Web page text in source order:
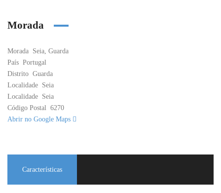
Morada
Morada Seia, Guarda
País Portugal
Distrito Guarda
Localidade Seia
Localidade Seia
Código Postal 6270
Abrir no Google Maps
Características